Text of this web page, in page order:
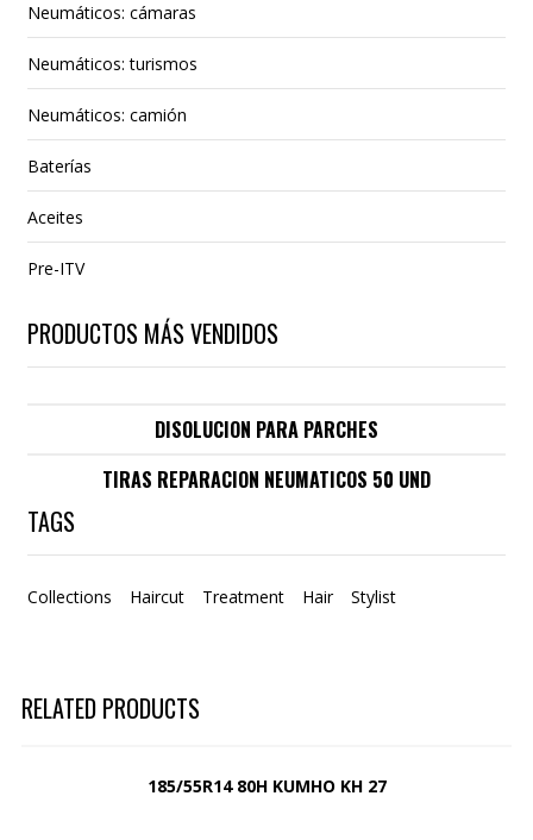
Neumáticos: cámaras
Neumáticos: turismos
Neumáticos: camión
Baterías
Aceites
Pre-ITV
PRODUCTOS MÁS VENDIDOS
DISOLUCION PARA PARCHES
TIRAS REPARACION NEUMATICOS 50 UND
TAGS
Collections Haircut Treatment Hair Stylist
RELATED PRODUCTS
185/55R14 80H KUMHO KH 27